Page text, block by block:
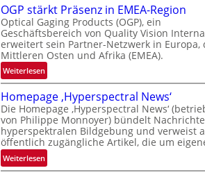
i
o
n
a
V
i
s
i
o
n
N
i
l
a
n
d
o
b
e
t
e
i
l
i
OGP stärkt Präsenz in EMEA-Region
Optical Gaging Products (OGP), ein
Geschäftsbereich von Quality Vision
erweitert sein Partner-Netzwerk in Europa,
Mittleren Osten und Afrika (EMEA).
Weiterlesen:
O
G
P
s
t
ä
r
Homepage ‚Hyperspectral News‘
Die Homepage ‚Hyperspectral News‘
von Philippe Monnoyer) bündelt
hyperspektralen Bildgebung und verweist
öffentlich zugängliche Artikel, die um
Weiterlesen:
H